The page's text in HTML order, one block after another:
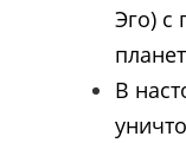
Эго)
В